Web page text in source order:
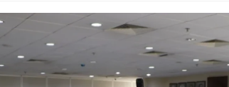
Nevşehir